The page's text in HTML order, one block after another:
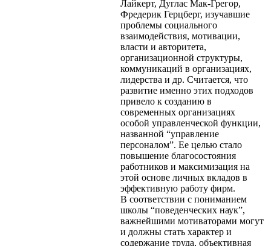
Лайкерт, Дуглас Мак-Грегор,
Фредерик Герцберг, изучавшие
проблемы социального
взаимодействия, мотивации,
власти и авторитета,
организационной структуры,
коммуникаций в организациях,
лидерства и др. Считается, что
развитие именно этих подходов
привело к созданию в
современных организациях
особой управленческой функции,
названной “управление
персоналом”. Ее целью стало
повышение благосостояния
работников и максимизация на
этой основе личных вкладов в
эффективную работу фирм.
В соответствии с пониманием
школы “поведенческих наук”,
важнейшими мотиваторами могут
и должны стать характер и
содержание труда, объективная